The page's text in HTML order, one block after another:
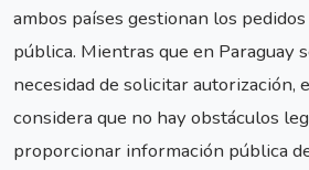
ambos países gestionan los
pública. Mientras que en Paraguay
necesidad de solicitar autorización,
considera que no hay obstáculos
proporcionar información pública